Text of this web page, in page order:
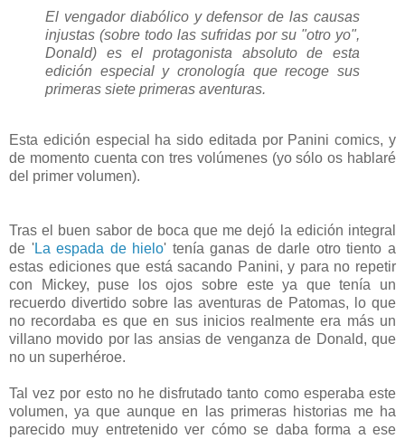
El vengador diabólico y defensor de las causas
injustas (sobre todo las sufridas por su "otro yo",
Donald) es el protagonista absoluto de esta
edición especial y cronología que recoge sus
primeras siete primeras aventuras.
Esta edición especial ha sido editada por Panini comics, y
de momento cuenta con tres volúmenes (yo sólo os hablaré
del primer volumen).
Tras el buen sabor de boca que me dejó la edición integral
de 'La espada de hielo' tenía ganas de darle otro tiento a
estas ediciones que está sacando Panini, y para no repetir
con Mickey, puse los ojos sobre este ya que tenía un
recuerdo divertido sobre las aventuras de Patomas, lo que
no recordaba es que en sus inicios realmente era más un
villano movido por las ansias de venganza de Donald, que
no un superhéroe.
Tal vez por esto no he disfrutado tanto como esperaba este
volumen, ya que aunque en las primeras historias me ha
parecido muy entretenido ver cómo se daba forma a ese